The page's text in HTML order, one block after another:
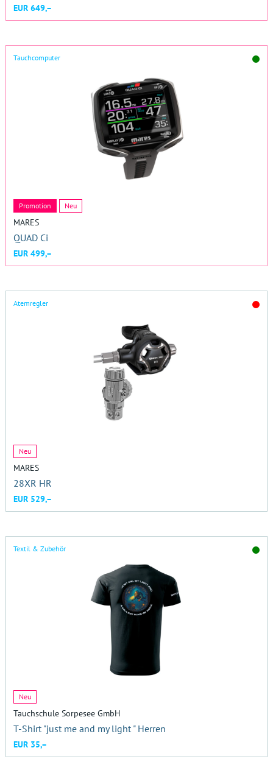
EUR 649,–
Tauchcomputer
MARES
QUAD Ci
EUR 499,–
Promotion Neu
Atemregler
MARES
28XR HR
EUR 529,–
Neu
Textil & Zubehör
Tauchschule Sorpesee GmbH
T-Shirt "just me and my light " Herren
EUR 35,–
Neu